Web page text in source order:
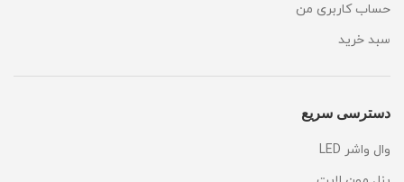
حساب کاربری من
سبد خرید
دسترسی سریع
وال واشر LED